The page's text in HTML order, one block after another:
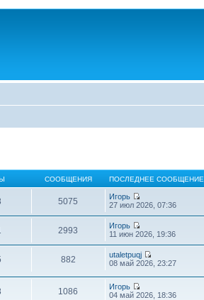
СООБЩЕНИЯ ПОСЛЕДНЕЕ СООБЩЕНИЕ
5075
Игорь
27 июл 2026, 07:36
2993
Игорь
11 июн 2026, 19:36
882
utaletpuqj
08 май 2026, 23:27
1086
Игорь
04 май 2026, 18:36